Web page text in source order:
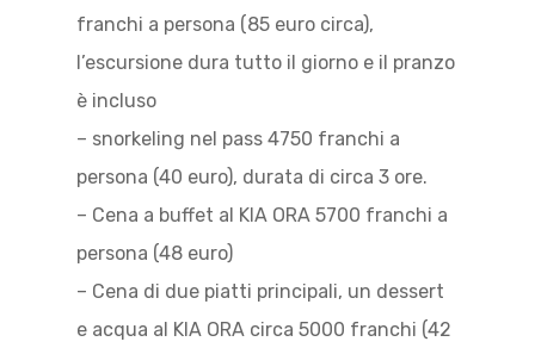
franchi a persona (85 euro circa),
l’escursione dura tutto il giorno e il pranzo
è incluso
– snorkeling nel pass 4750 franchi a
persona (40 euro), durata di circa 3 ore.
– Cena a buffet al KIA ORA 5700 franchi a
persona (48 euro)
– Cena di due piatti principali, un dessert
e acqua al KIA ORA circa 5000 franchi (42